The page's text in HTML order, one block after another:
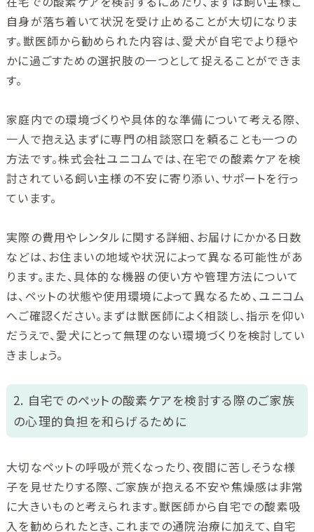
自身が落ち着いて状況を受け止めることが大切になりま
す。獣医師から勧められた内容は、愛犬が自宅でより穏や
かに過ごすための選択肢の一つとして捉えることができま
す。
家庭内での環境づくりや具体的な準備について考える際、
一人で抱え込まずに専門の相談窓口を頼ることも一つの
方法です。株式会社ユニコムでは、在宅での酸素ケアを検
討されている飼い主様の不安に寄り添い、サポートを行っ
ています。
実際の費用やレンタルに関する詳細、お届けにかかる日数
などは、お住まいの地域や状況によって異なる可能性があ
ります。また、具体的な機器の使い方や管理方法について
は、ペットの状態や使用環境によって異なるため、ユニコム
へご確認ください。まずは獣医師によく相談し、指示を仰い
だうえで、愛犬にとって無理のない環境づくりを検討してい
きましょう。
2. 自宅でのペットの酸素ケアを検討する際のご家族
の心理的負担を和らげるために
大切なペットの呼吸が荒くなったり、夜間に苦しそうな様
子を見せたりする際、ご家族が抱える不安や焦燥感は非常
に大きいものと考えられます。獣医師から自宅での酸素吸
入を勧められたとき、これまでの通院治療に加えて、自宅